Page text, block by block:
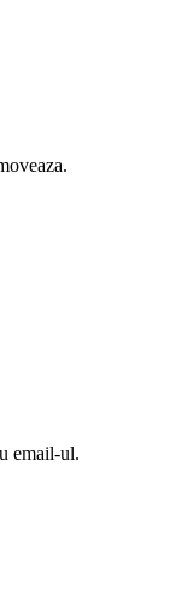
email-ul.